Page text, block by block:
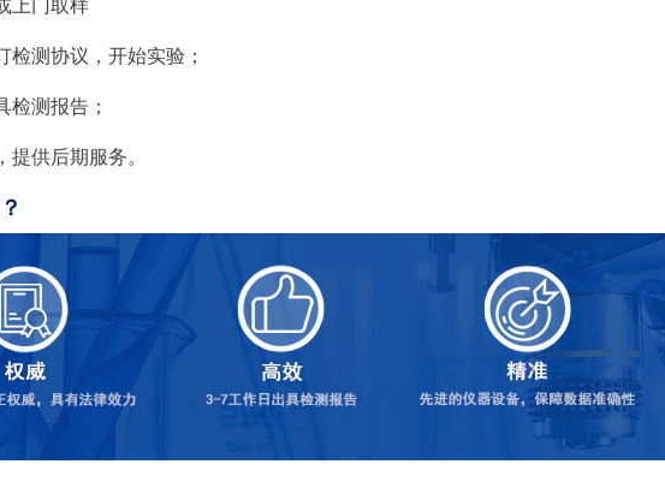
上门取样
检测协议，开始实验；
检测报告；
提供后期服务。